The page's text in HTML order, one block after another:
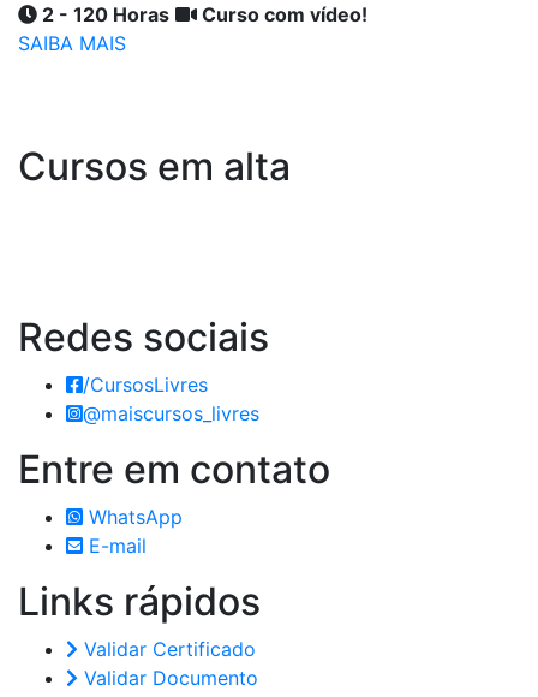
2 - 120 Horas
Curso com vídeo!
SAIBA MAIS
Cursos em alta
Redes sociais
/CursosLivres
@maiscursos_livres
Entre em contato
WhatsApp
E-mail
Links rápidos
Validar Certificado
Validar Documento